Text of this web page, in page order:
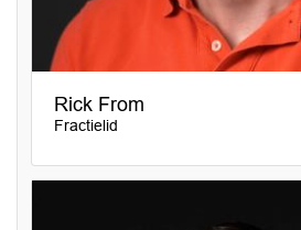
Rick From
Fractielid